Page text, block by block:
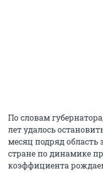
По словам
лет удалось
месяц подряд область
стране по динамике
коэффициента